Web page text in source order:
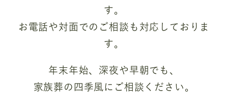
す。
お電話や対面でのご相談も対応しておりま
す。
年末年始、深夜や早朝でも、
家族葬の四季風にご相談ください。